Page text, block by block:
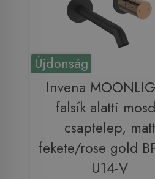
Újdonság
Invena
falsík alatti
csaptelep, matt
fekete/rose gold
U14-V